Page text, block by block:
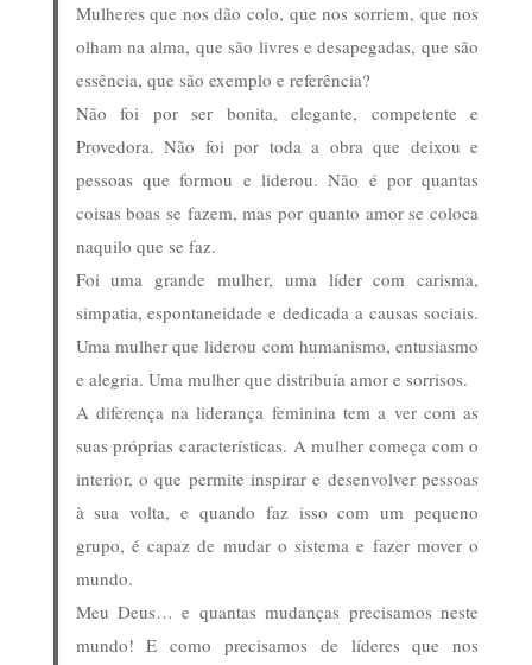
Mulheres que nos dão colo, que nos sorriem, que nos
olham na alma, que são livres e desapegadas, que são
essência, que são exemplo e referência?
Não foi por ser bonita, elegante, competente e
Provedora. Não foi por toda a obra que deixou e
pessoas que formou e liderou. Não é por quantas
coisas boas se fazem, mas por quanto amor se coloca
naquilo que se faz.
Foi uma grande mulher, uma líder com carisma,
simpatia, espontaneidade e dedicada a causas sociais.
Uma mulher que liderou com humanismo, entusiasmo
e alegria. Uma mulher que distribuía amor e sorrisos.
A diferença na liderança feminina tem a ver com as
suas próprias características. A mulher começa com o
interior, o que permite inspirar e desenvolver pessoas
à sua volta, e quando faz isso com um pequeno
grupo, é capaz de mudar o sistema e fazer mover o
mundo.
Meu Deus… e quantas mudanças precisamos neste
mundo! E como precisamos de líderes que nos